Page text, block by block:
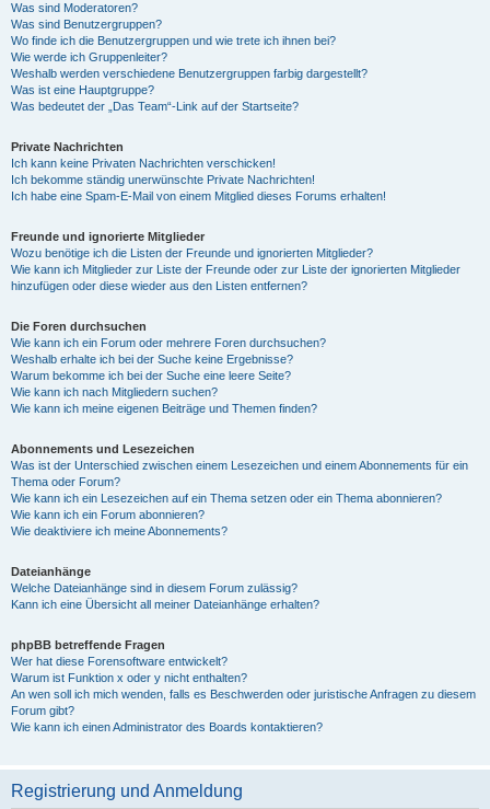
Was sind Moderatoren?
Was sind Benutzergruppen?
Wo finde ich die Benutzergruppen und wie trete ich ihnen bei?
Wie werde ich Gruppenleiter?
Weshalb werden verschiedene Benutzergruppen farbig dargestellt?
Was ist eine Hauptgruppe?
Was bedeutet der „Das Team“-Link auf der Startseite?
Private Nachrichten
Ich kann keine Privaten Nachrichten verschicken!
Ich bekomme ständig unerwünschte Private Nachrichten!
Ich habe eine Spam-E-Mail von einem Mitglied dieses Forums erhalten!
Freunde und ignorierte Mitglieder
Wozu benötige ich die Listen der Freunde und ignorierten Mitglieder?
Wie kann ich Mitglieder zur Liste der Freunde oder zur Liste der ignorierten Mitglieder
hinzufügen oder diese wieder aus den Listen entfernen?
Die Foren durchsuchen
Wie kann ich ein Forum oder mehrere Foren durchsuchen?
Weshalb erhalte ich bei der Suche keine Ergebnisse?
Warum bekomme ich bei der Suche eine leere Seite?
Wie kann ich nach Mitgliedern suchen?
Wie kann ich meine eigenen Beiträge und Themen finden?
Abonnements und Lesezeichen
Was ist der Unterschied zwischen einem Lesezeichen und einem Abonnements für ein
Thema oder Forum?
Wie kann ich ein Lesezeichen auf ein Thema setzen oder ein Thema abonnieren?
Wie kann ich ein Forum abonnieren?
Wie deaktiviere ich meine Abonnements?
Dateianhänge
Welche Dateianhänge sind in diesem Forum zulässig?
Kann ich eine Übersicht all meiner Dateianhänge erhalten?
phpBB betreffende Fragen
Wer hat diese Forensoftware entwickelt?
Warum ist Funktion x oder y nicht enthalten?
An wen soll ich mich wenden, falls es Beschwerden oder juristische Anfragen zu diesem
Forum gibt?
Wie kann ich einen Administrator des Boards kontaktieren?
Registrierung und Anmeldung